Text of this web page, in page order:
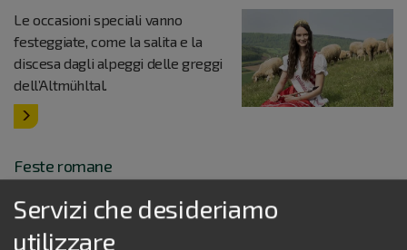
Le occasioni speciali vanno
festeggiate, come la salita e la
discesa dagli alpeggi delle greggi
dell’Altmühltal.
Feste romane
L’antichità romana rivive nelle
feste storiche di Eining e
Weißenburg.
Servizi che desideriamo
utilizzare